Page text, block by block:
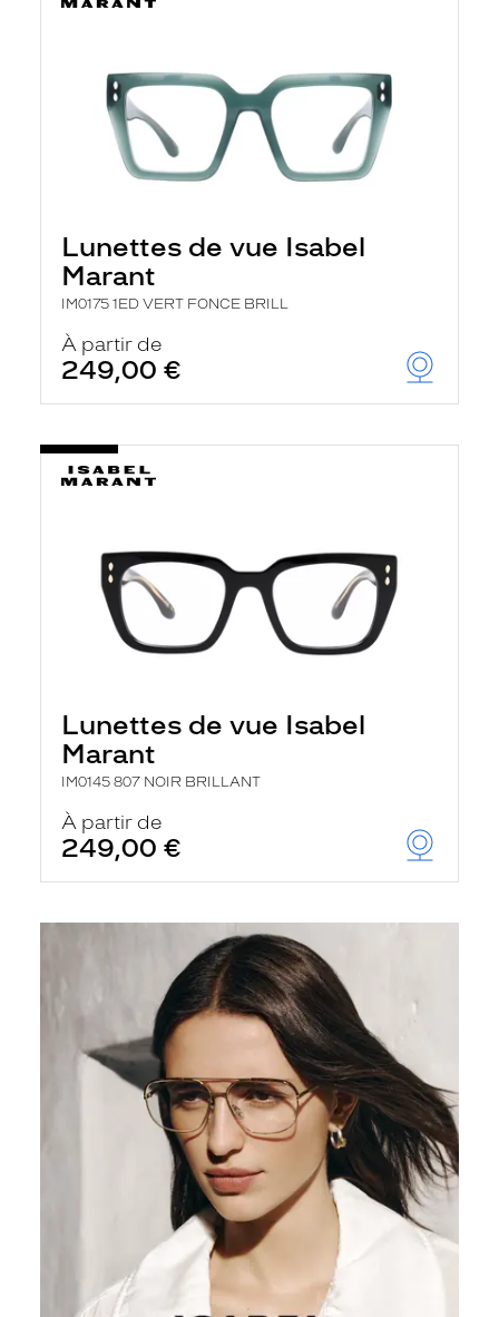
Lunettes de vue Isabel
Marant
IM0175 1ED VERT FONCE BRILL
À partir de
249,00 €
Lunettes de vue Isabel
Marant
IM0145 807 NOIR BRILLANT
À partir de
249,00 €